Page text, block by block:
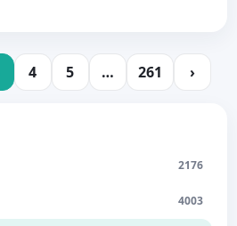
2176
4003
4 5 … 261 ›